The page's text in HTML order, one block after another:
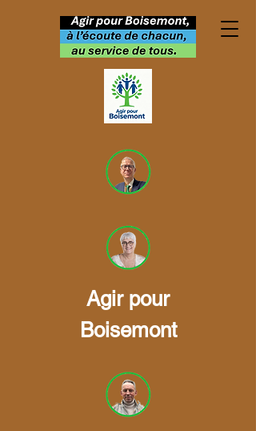
Agir pour
Boisemont
"Newcomers club" :
bienvenue aux nouveaux
Boisemontais
Prochain évènement : le 16/9, de
18h30 à 20h30 au 10 rue de la
mairie